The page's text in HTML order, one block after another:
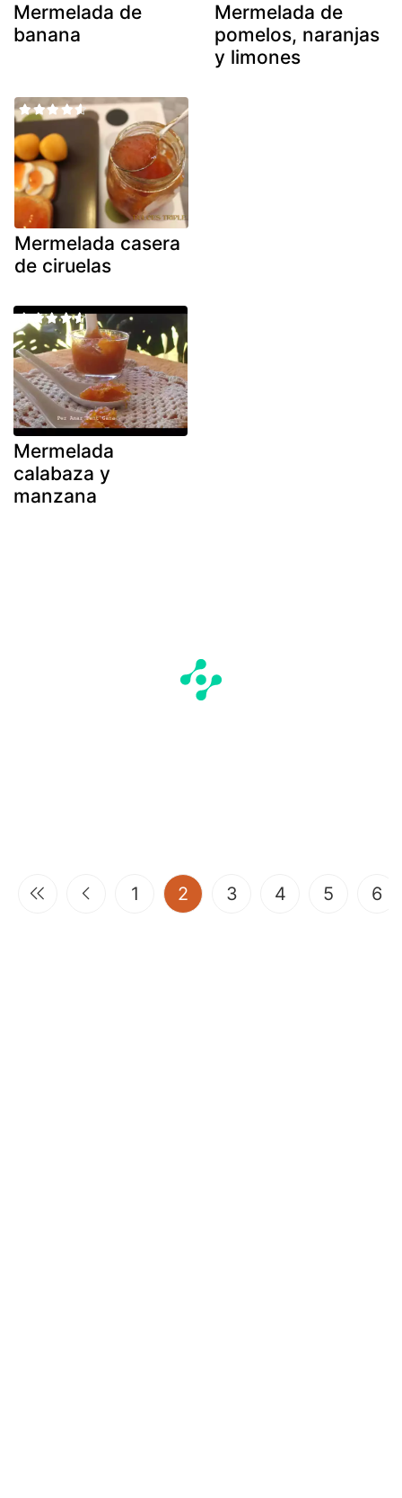
Mermelada de
banana
Mermelada de
pomelos, naranjas
y limones
Mermelada casera
de ciruelas
Mermelada
calabaza y
manzana
1 2 (current)
3 4 5 6